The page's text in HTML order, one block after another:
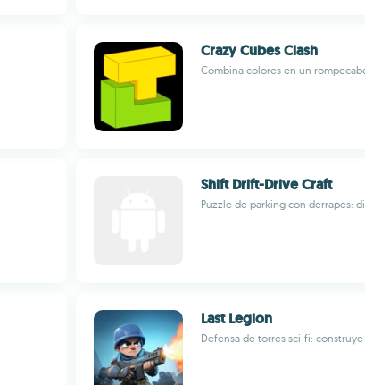
Crazy Cubes Clash
Combina colores en un
Shift Drift-Drive Craft
Puzzle de parking con derrapes:
Last Legion
Defensa de torres sci-fi: